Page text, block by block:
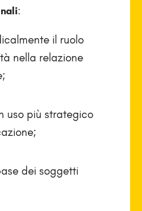
:
il ruolo
nella relazione
uso più strategico
dei soggetti